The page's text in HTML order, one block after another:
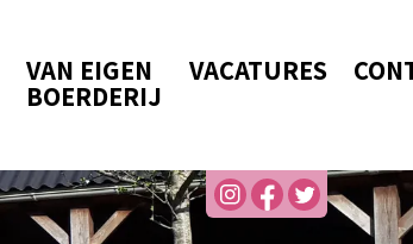
VAN EIGEN
BOERDERIJ
VACATURES